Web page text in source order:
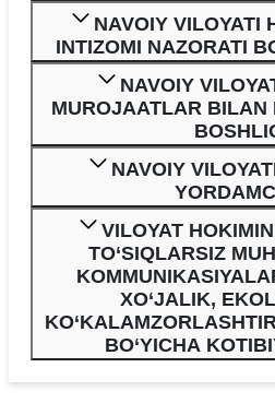
NAVOIY VILOYATI
INTIZOMI NAZORATI
NAVOIY
MUROJAATLAR BILAN
NAVOIY
VILOYAT
TO‘SIQLARSIZ
XO‘JALIK,
BO‘YICHA